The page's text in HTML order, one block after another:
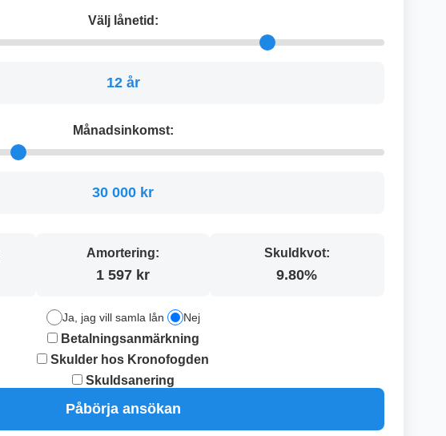
Välj lånetid:
12 år
Månadsinkomst:
30 000 kr
Amortering:
1 597 kr
Skuldkvot:
9.80%
Ja, jag vill samla lån Nej
Betalningsanmärkning
Skulder hos Kronofogden
Skuldsanering
Påbörja ansökan